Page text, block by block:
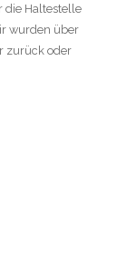
die Haltestelle
wurden über
zurück oder